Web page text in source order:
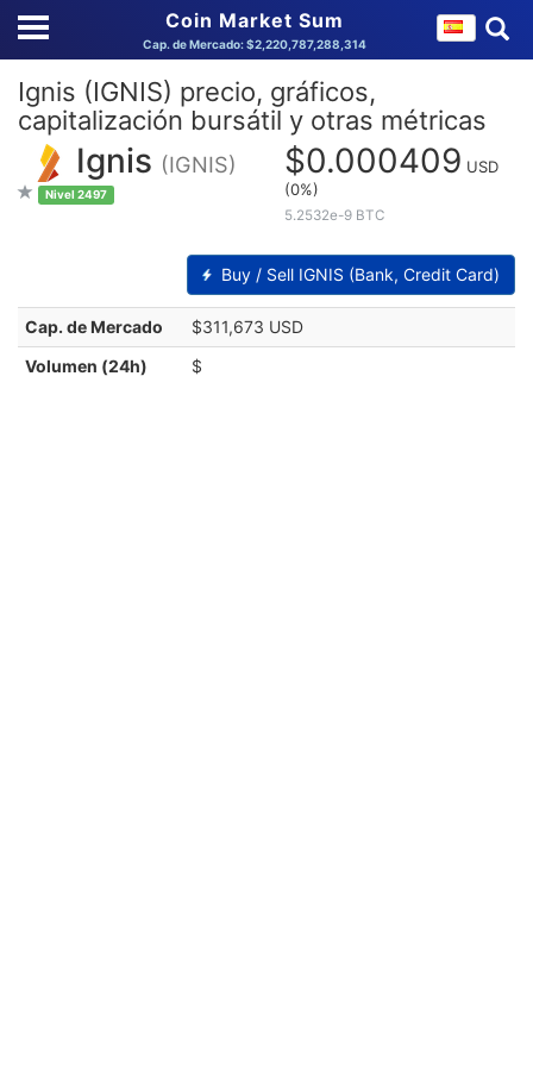
Coin Market Sum
Cap. de Mercado: $2,220,787,288,314
Ignis (IGNIS) precio, gráficos,
capitalización bursátil y otras métricas
Ignis (IGNIS)
Nivel 2497
$0.000409 USD
(0%)
5.2532e-9 BTC
Buy / Sell IGNIS (Bank, Credit Card)
Cap. de Mercado
$311,673 USD
Volumen (24h)
$